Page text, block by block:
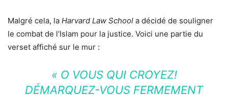
Malgré cela, la Harvard Law School a décidé de souligner
le combat de l’Islam pour la justice. Voici une partie du
verset affiché sur le mur :
« O VOUS QUI CROYEZ!
DÉMARQUEZ-VOUS FERMEMENT